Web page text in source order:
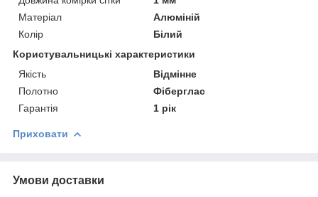
Матеріал
Алюміній
Колір
Білий
Користувальницькі характеристики
Якість
Відмінне
Полотно
Фіберглас
Гарантія
1 рік
Приховати
Умови доставки